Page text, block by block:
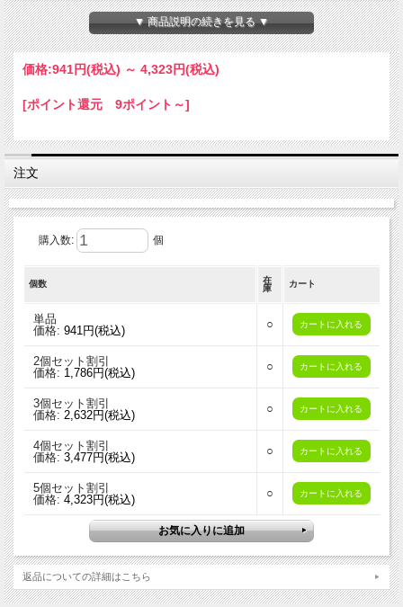
▼ 商品説明の続きを見る ▼
価格:941円(税込) ～ 4,323円(税込)
[ポイント還元 9ポイント～]
注文
購入数: 個
個数
在
庫
カート
単品
価格: 941円(税込) ○
2個セット割引
価格: 1,786円(税込) ○
3個セット割引
価格: 2,632円(税込) ○
4個セット割引
価格: 3,477円(税込) ○
5個セット割引
価格: 4,323円(税込) ○
返品についての詳細はこちら